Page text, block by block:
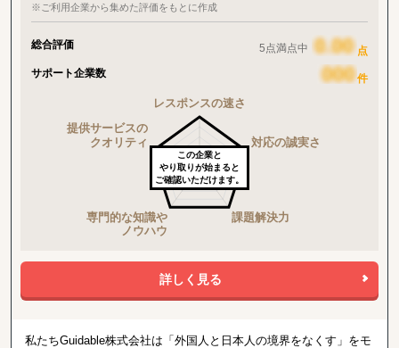
※ご利用企業から集めた評価をもとに作成
総合評価 5点満点中
点
サポート企業数
件
この企業と
やり取りが始まると
ご確認いただけます。
詳しく見る
私たちGuidable株式会社は「外国人と日本人の境界をなくす」をモ